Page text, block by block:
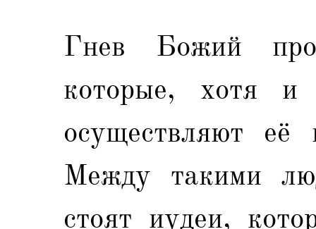
Гнев Божий
которые, хотя
осуществляют
Между такими
стоят иудеи,